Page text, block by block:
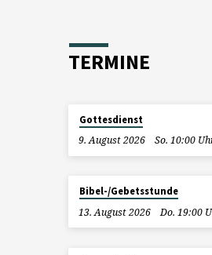
TERMINE
Gottesdienst
9. August 2026
So. 10:00
Bibel-/Gebetsstunde
13. August 2026
Do. 19:00